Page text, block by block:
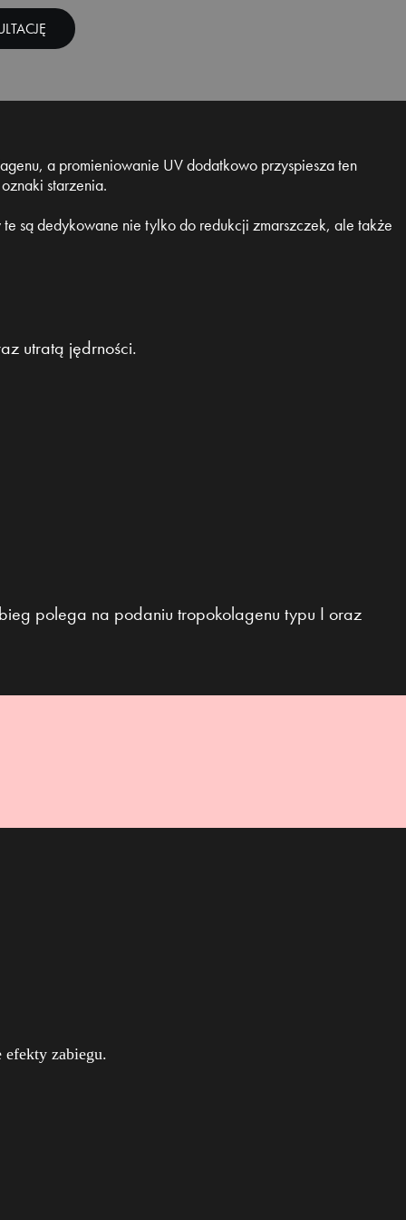
a promieniowanie UV dodatkowo przyspiesza ten
starzenia.
są dedykowane nie tylko do redukcji zmarszczek, ale także
utratą jędrności.
polega na podaniu tropokolagenu typu I oraz
efekty zabiegu.